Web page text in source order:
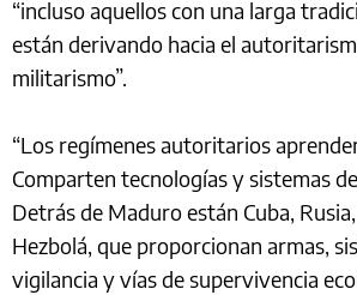
“incluso aquellos con una larga
están derivando hacia el
militarismo”.
“Los regímenes autoritarios
Comparten tecnologías y sistemas
Detrás de Maduro están Cuba,
Hezbolá, que proporcionan armas,
vigilancia y vías de supervivencia